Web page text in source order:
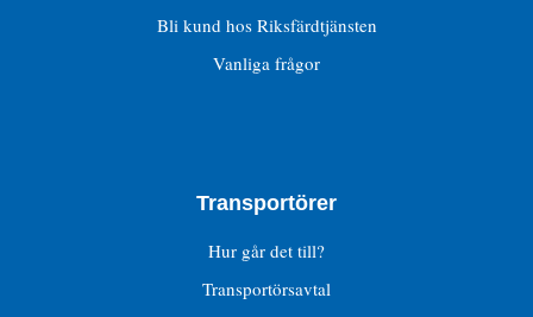
Bli kund hos Riksfärdtjänsten
Vanliga frågor
Transportörer
Hur går det till?
Transportörsavtal